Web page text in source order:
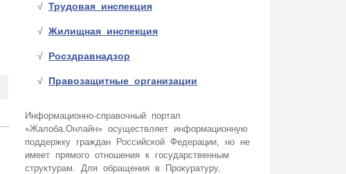
Трудовая инспекция
Жилищная инспекция
Росздравнадзор
Правозащитные организации
Информационно-справочный портал
«Жалоба.Онлайн» осуществляет информационную
поддержку граждан Российской Федерации, но не
имеет прямого отношения к государственным
структурам. Для обращения в Прокуратуру,